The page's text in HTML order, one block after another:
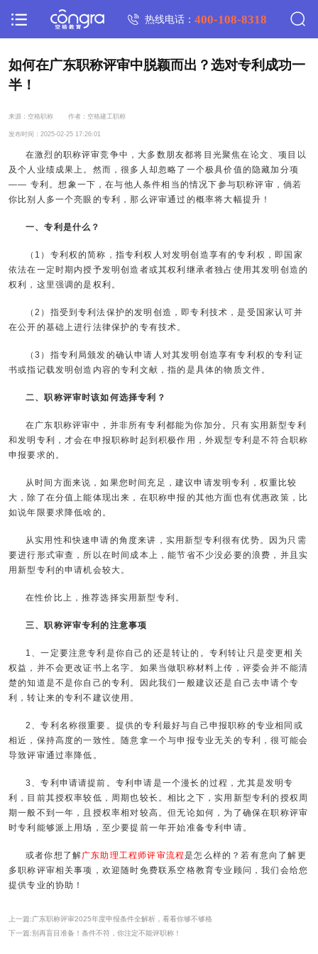
热线电话：400-108-8318
如何在广东职称评审中脱颖而出？选对专利成功一
半！
来源：空格职称 作者：空格建工职称
发布时间：2025-02-25 17:26:01
在激烈的职称评审竞争中，大多数朋友都将目光聚焦在论文、项目以
及个人业绩成果上。然而，很多人却忽略了一个极具价值的隐藏加分项
—— 专利。想象一下，在与他人条件相当的情况下参与职称评审，倘若
你比别人多一个亮眼的专利，那么评审通过的概率将大幅提升！
一、专利是什么？
（1）专利权的简称，指专利权人对发明创造享有的专利权，即国家
依法在一定时期内授予发明创造者或其权利继承者独占使用其发明创造的
权利，这里强调的是权利。
（2）指受到专利法保护的发明创造，即专利技术，是受国家认可并
在公开的基础上进行法律保护的专有技术。
（3）指专利局颁发的确认申请人对其发明创造享有专利权的专利证
书或指记载发明创造内容的专利文献，指的是具体的物质文件。
二、职称评审时该如何选择专利？
在广东职称评审中，并非所有专利都能为你加分。只有实用新型专利
和发明专利，才会在申报职称时起到积极作用，外观型专利是不符合职称
申报要求的。
从时间方面来说，如果您时间充足，建议申请发明专利，权重比较
大，除了在分值上能体现出来，在职称申报的其他方面也有优惠政策，比
如说年限要求降低啥的。
从实用性和快速申请的角度来讲，实用新型专利很有优势。因为只需
要进行形式审查，所以在时间成本上，能节省不少没必要的浪费，并且实
用新型专利的申请机会较大。
在性价比上，推荐选择实用新型专利。
三、职称评审专利的注意事项
1、一定要注意专利是你自己的还是转让的。专利转让只是变更相关
权益，并不会更改证书上名字。如果当做职称材料上传，评委会并不能清
楚的知道是不是你自己的专利。因此我们一般建议还是自己去申请个专
利，转让来的专利不建议使用。
2、专利名称很重要。提供的专利最好与自己申报职称的专业相同或
相近，保持高度的一致性。随意拿一个与申报专业无关的专利，很可能会
导致评审通过率降低。
3、专利申请请提前。专利申请是一个漫长的过程，尤其是发明专
利，目前其授权率较低，周期也较长。相比之下，实用新型专利的授权周
期一般不到一年，且授权率相对较高。但无论如何，为了确保在职称评审
时专利能够派上用场，至少要提前一年开始准备专利申请。
或者你想了解广东助理工程师评审流程是怎么样的？若有意向了解更
多职称评审相关事项，欢迎随时免费联系空格教育专业顾问，我们会给您
提供专业的协助！
上一篇:广东职称评审2025年度申报条件全解析，看看你够不够格
下一篇:别再盲目准备！条件不符，你注定不能评职称！